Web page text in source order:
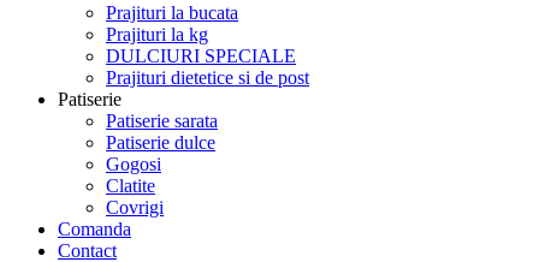
Prajituri la bucata
Prajituri la kg
DULCIURI SPECIALE
Prajituri dietetice si de post
Patiserie
Patiserie sarata
Patiserie dulce
Gogosi
Clatite
Covrigi
Comanda
Contact